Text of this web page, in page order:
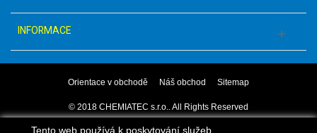
INFORMACE
Tento web používá k poskytování služeb,
Orientace v obchodě Náš obchod Sitemap
© 2018 CHEMIATEC s.r.o.. All Rights Reserved